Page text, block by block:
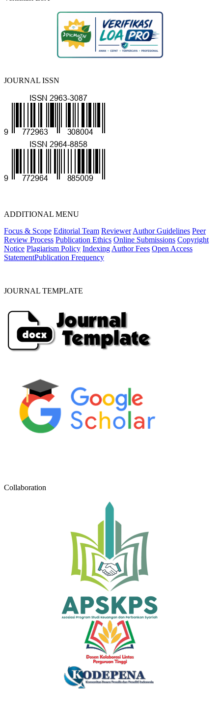
JOURNAL ISSN
ADDITIONAL MENU
Focus & Scope Editorial Team Reviewer Author Guidelines Peer
Review Process Publication Ethics Online Submissions Copyright
Notice Plagiarism Policy Indexing Author Fees Open Access
StatementPublication Frequency
JOURNAL TEMPLATE
Collaboration